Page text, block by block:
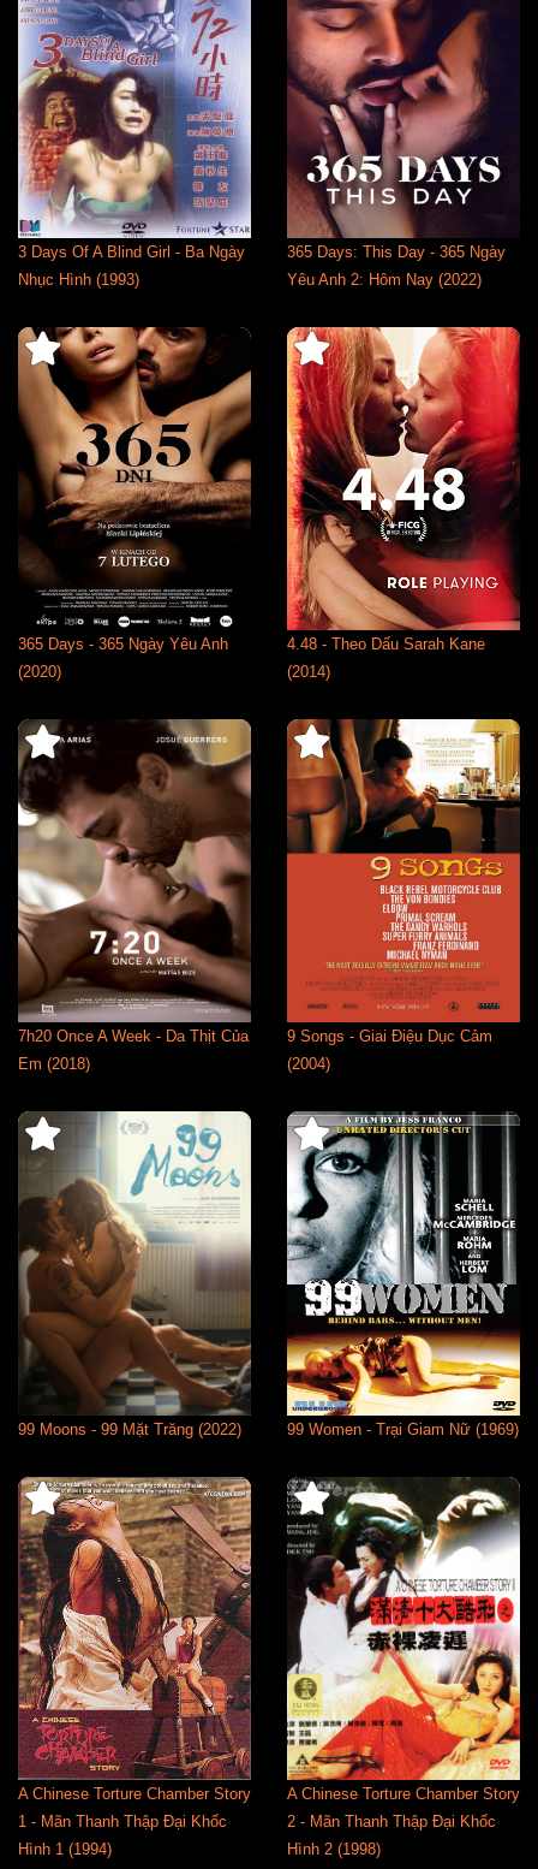
3 Days Of A Blind Girl - Ba Ngày
Nhục Hình (1993)
365 Days: This Day - 365 Ngày
Yêu Anh 2: Hôm Nay (2022)
365 Days - 365 Ngày Yêu Anh
(2020)
4.48 - Theo Dấu Sarah Kane
(2014)
7h20 Once A Week - Da Thịt Của
Em (2018)
9 Songs - Giai Điệu Dục Cảm
(2004)
99 Moons - 99 Mặt Trăng (2022) 99 Women - Trại Giam Nữ (1969)
A Chinese Torture Chamber Story
1 - Mãn Thanh Thập Đại Khốc
Hình 1 (1994)
A Chinese Torture Chamber Story
2 - Mãn Thanh Thập Đại Khốc
Hình 2 (1998)